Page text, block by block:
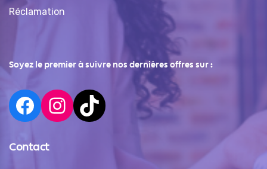
Réclamation
Soyez le premier à suivre nos dernières offres sur :
Contact